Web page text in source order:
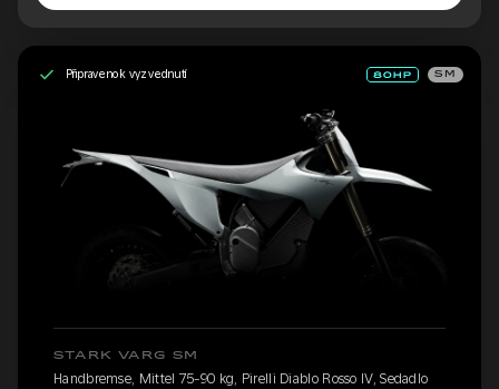
Připraveno k vyzvednutí SM
STARK VARG SM
Handbremse, Mittel 75-90 kg, Pirelli Diablo Rosso IV, Sedadlo